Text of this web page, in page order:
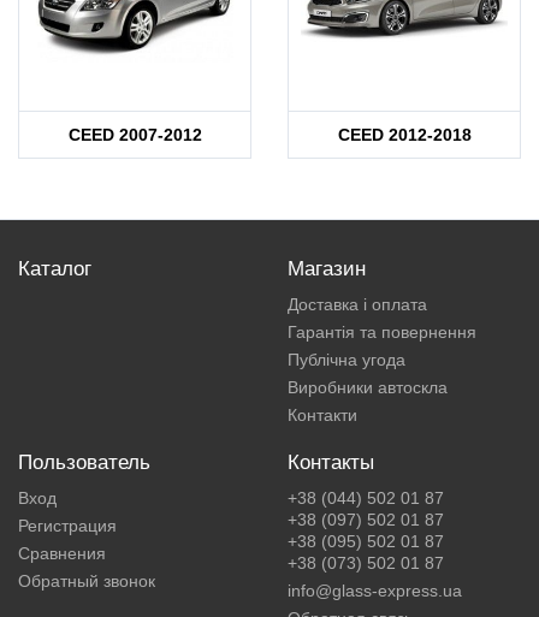
CEED 2007-2012 CEED 2012-2018
Каталог Магазин
Доставка і оплата
Гарантія та повернення
Публічна угода
Виробники автоскла
Контакти
Пользователь
Вход
Регистрация
Сравнения
Обратный звонок
Контакты
+38 (044) 502 01 87
+38 (097) 502 01 87
+38 (095) 502 01 87
+38 (073) 502 01 87
info@glass-express.ua